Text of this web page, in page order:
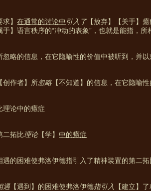
】 在通常的讨论中 引入了【放弃】【关于】
于】语言秩序的“冲动的表象”，也就是能指，所
忽略的信息，在它隐喻性的价值中被听到，并
【创作者】所忽略 【不知道】的信息，在它隐喻
理论中的癔症
二拓比理论【学】 中的癔症
遇的困难使弗洛伊德指引入了精神装置的第二
遇【遇到】的困难使弗洛伊德指引入 【建立】